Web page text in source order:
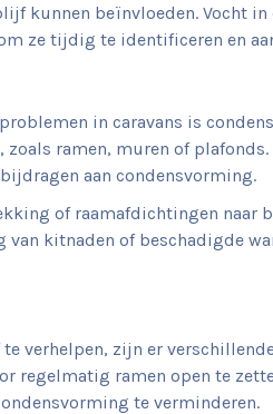
kunnen beïnvloeden. Vocht in
ze tijdig te identificeren en
in caravans is
ramen, muren of
aan condensvorming.
of raamafdichtingen naar
kitnaden of beschadigde
verhelpen, zijn er
regelmatig ramen open te
te verminderen.